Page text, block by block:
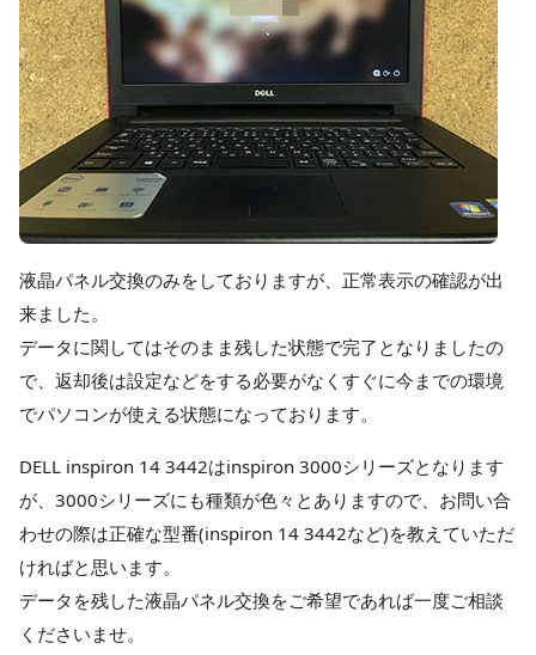
液晶パネル交換のみをしておりますが、正常表示の確認が出
来ました。
データに関してはそのまま残した状態で完了となりましたの
で、返却後は設定などをする必要がなくすぐに今までの環境
でパソコンが使える状態になっております。
DELL inspiron 14 3442はinspiron 3000シリーズとなります
が、3000シリーズにも種類が色々とありますので、お問い合
わせの際は正確な型番(inspiron 14 3442など)を教えていただ
ければと思います。
データを残した液晶パネル交換をご希望であれば一度ご相談
くださいませ。